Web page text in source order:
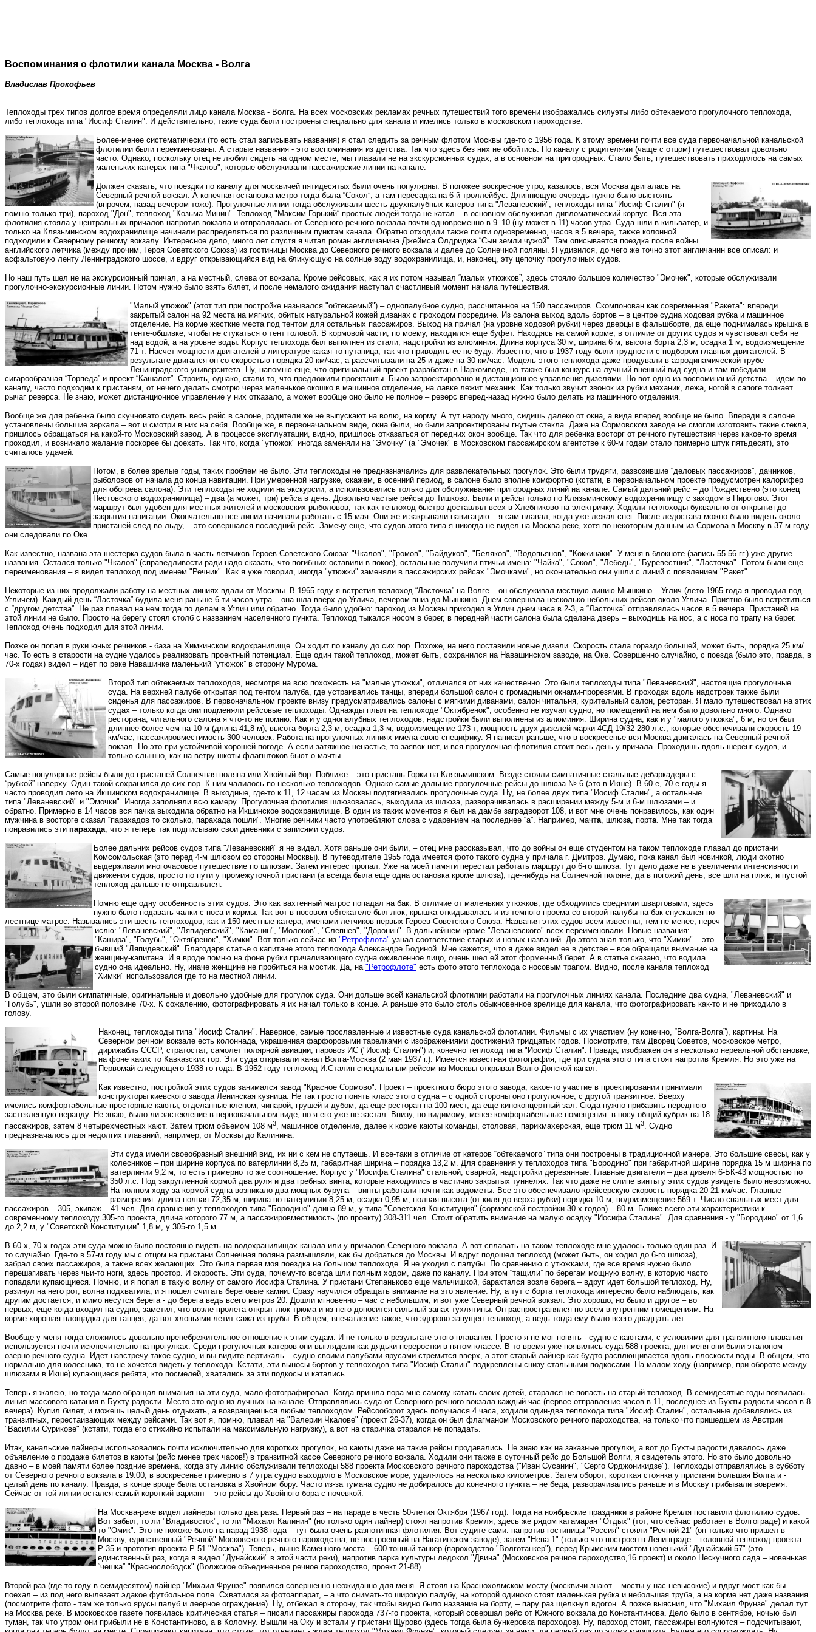
Воспоминания о флотилии канала Москва - Волга
Владислав Прокофьев
Теплоходы трех типов долгое время определяли лицо канала Москва - Волга. На всех московских рекламах речных путешествий того времени изображались силуэты либо обтекаемого прогулочного теплохода,
либо теплохода типа "Иосиф Сталин". И действительно, такие суда были построены специально для канала и имелись только в московском пароходстве.
Более-менее систематически (то есть стал записывать названия) я стал следить за речным флотом Москвы где-то с 1956 года. К этому времени почти все суда первоначальной канальской
флотилии были переименованы. А старые названия - это воспоминания из детства. Так что здесь без них не обойтись. По каналу с родителями (чаще с отцом) путешествовал довольно
часто. Однако, поскольку отец не любил сидеть на одном месте, мы плавали не на экскурсионных судах, а в основном на пригородных. Стало быть, путешествовать приходилось на самых
маленьких катерах типа "Чкалов", которые обслуживали пассажирские линии на канале.
Должен сказать, что поездки по каналу для москвичей пятидесятых были очень популярны. В погожее воскресное утро, казалось, вся Москва двигалась на
Северный речной вокзал. А конечная остановка метро тогда была “Сокол”, а там пересадка на 6-й троллейбус. Длиннющую очередь нужно было выстоять
(впрочем, назад вечером тоже). Прогулочные линии тогда обслуживали шесть двухпалубных катеров типа "Леваневский", теплоходы типа "Иосиф Сталин" (я
помню только три), пароход "Дон", теплоход "Козьма Минин". Теплоход "Максим Горький“ простых людей тогда не катал – в основном обслуживал дипломатический корпус. Вся эта
флотилия стояла у центральных причалов напротив вокзала и отправлялась от Северного речного вокзала почти одновременно в 9–10 (ну может в 11) часов утра. Суда шли в кильватер, и
только на Клязьминском водохранилище начинали распределяться по различным пунктам канала. Обратно отходили также почти одновременно, часов в 5 вечера, также колонной
подходили к Северному речному вокзалу. Интересное дело, много лет спустя я читал роман англичанина Джеймса Олдриджа “Сын земли чужой”. Там описывается поездка после войны
английского летчика (между прочим, Героя Советского Союза) из гостиницы Москва до Северного речного вокзала и далее до Солнечной поляны. Я удивился, до чего же точно этот англичанин все описал: и
асфальтовую ленту Ленинградского шоссе, и вдруг открывающийся вид на бликующую на солнце воду водохранилища, и, наконец, эту цепочку прогулочных судов.
Но наш путь шел не на экскурсионный причал, а на местный, слева от вокзала. Кроме рейсовых, как я их потом называл “малых утюжков”, здесь стояло большое количество "Эмочек", которые обслуживали
прогулочно-экскурсионные линии. Потом нужно было взять билет, и после немалого ожидания наступал счастливый момент начала путешествия.
"Малый утюжок" (этот тип при постройке назывался "обтекаемый") – однопалубное судно, рассчитанное на 150 пассажиров. Скомпонован как современная "Ракета": впереди
закрытый салон на 92 места на мягких, обитых натуральной кожей диванах с проходом посредине. Из салона выход вдоль бортов – в центре судна ходовая рубка и машинное
отделение. На корме жесткие места под тентом для остальных пассажиров. Выход на причал (на уровне ходовой рубки) через дверцы в фальшборте, да еще поднималась крышка в
тенте-обшивке, чтобы не стукаться о тент головой. В кормовой части, по моему, находился еще буфет. Находясь на самой корме, в отличие от других судов я чувствовал себя не
над водой, а на уровне воды. Корпус теплохода был выполнен из стали, надстройки из алюминия. Длина корпуса 30 м, ширина 6 м, высота борта 2,3 м, осадка 1 м, водоизмещение
71 т. Насчет мощности двигателей в литературе какая-то путаница, так что приводить ее не буду. Известно, что в 1937 году были трудности с подбором главных двигателей. В
результате двигался он со скоростью порядка 20 км/час, а рассчитывали на 25 и даже на 30 км/час. Модель этого теплохода даже продували в аэродинамической трубе
Ленинградского университета. Ну, напомню еще, что оригинальный проект разработан в Наркомводе, но также был конкурс на лучший внешний вид судна и там победили
сигарообразная “Торпеда” и проект “Кашалот”. Строить, однако, стали то, что предложили проектанты. Было запроектировано и дистанционное управления дизелями. Но вот одно из воспоминаний детства – идем по
каналу, часто подходим к пристаням, от нечего делать смотрю через маленькое окошко в машинное отделение, на лавке лежит механик. Как только звучит звонок из рубки механик, лежа, ногой в сапоге толкает
рычаг реверса. Не знаю, может дистанционное управление у них отказало, а может вообще оно было не полное – реверс вперед-назад нужно было делать из машинного отделения.
Вообще же для ребенка было скучновато сидеть весь рейс в салоне, родители же не выпускают на волю, на корму. А тут народу много, сидишь далеко от окна, а вида вперед вообще не было. Впереди в салоне
установлены большие зеркала – вот и смотри в них на себя. Вообще же, в первоначальном виде, окна были, но были запроектированы гнутые стекла. Даже на Сормовском заводе не смогли изготовить такие стекла,
пришлось обращаться на какой-то Московский завод. А в процессе эксплуатации, видно, пришлось отказаться от передних окон вообще. Так что для ребенка восторг от речного путешествия через какое-то время
проходил, и возникало желание поскорее бы доехать. Так что, когда "утюжок" иногда заменяли на "Эмочку" (а "Эмочек" в Московском пассажирском агентстве к 60-м годам стало примерно штук пятьдесят), это
считалось удачей.
Потом, в более зрелые годы, таких проблем не было. Эти теплоходы не предназначались для развлекательных прогулок. Это были трудяги, развозившие “деловых пассажиров”, дачников,
рыболовов от начала до конца навигации. При умеренной нагрузке, скажем, в осенний период, в салоне было вполне комфортно (кстати, в первоначальном проекте предусмотрен калорифер
для обогрева салона). Эти теплоходы не ходили на экскурсии, а использовались только для обслуживания пригородных линий на канале. Самый дальний рейс – до Рождествено (это конец
Пестовского водохранилища) – два (а может, три) рейса в день. Довольно частые рейсы до Тишково. Были и рейсы только по Клязьминскому водохранилищу с заходом в Пирогово. Этот
маршрут был удобен для местных жителей и московских рыболовов, так как теплоход быстро доставлял всех в Хлебниково на электричку. Ходили теплоходы буквально от открытия до
закрытия навигации. Окончательно все линии начинали работать с 15 мая. Они же и закрывали навигацию – я сам плавал, когда уже лежал снег. После ледостава можно было видеть около
пристаней след во льду, – это совершался последний рейс. Замечу еще, что судов этого типа я никогда не видел на Москва-реке, хотя по некоторым данным из Сормова в Москву в 37-м году
они следовали по Оке.
Как известно, названа эта шестерка судов была в часть летчиков Героев Советского Союза: "Чкалов", "Громов", "Байдуков", "Беляков", "Водопьянов", "Коккинаки". У меня в блокноте (запись 55-56 гг.) уже другие
названия. Остался только "Чкалов" (справедливости ради надо сказать, что погибших оставили в покое), остальные получили птичьи имена: "Чайка", "Сокол", "Лебедь", "Буревестник", "Ласточка". Потом были еще
переименования – я видел теплоход под именем "Речник". Как я уже говорил, иногда "утюжки" заменяли в пассажирских рейсах "Эмочками", но окончательно они ушли с линий с появлением "Ракет".
Некоторые из них продолжали работу на местных линиях вдали от Москвы. В 1965 году я встретил теплоход “Ласточка” на Волге – он обслуживал местную линию Мышкино – Углич (лето 1965 года я проводил под
Угличем). Каждый день “Ласточка” будила меня раньше 6-ти часов утра – она шла вверх до Углича, вечером вниз до Мышкино. Днем совершала несколько небольших рейсов около Углича. Приятно было встретиться
с “другом детства”. Не раз плавал на нем тогда по делам в Углич или обратно. Тогда было удобно: пароход из Москвы приходил в Углич днем часа в 2-3, а “Ласточка” отправлялась часов в 5 вечера. Пристаней на
этой линии не было. Просто на берегу стоял столб с названием населенного пункта. Теплоход тыкался носом в берег, в передней части салона была сделана дверь – выходишь на нос, а с носа по трапу на берег.
Теплоход очень подходил для этой линии.
Позже он попал в руки юных речников - база на Химкинском водохранилище. Он ходит по каналу до сих пор. Похоже, на него поставили новые дизели. Скорость стала гораздо большей, может быть, порядка 25 км/
час. То есть в старости на судне удалось реализовать проектный потенциал. Еще один такой теплоход, может быть, сохранился на Навашинском заводе, на Оке. Совершенно случайно, с поезда (было это, правда, в
70-х годах) видел – идет по реке Навашинке маленький “утюжок” в сторону Мурома.
Второй тип обтекаемых теплоходов, несмотря на всю похожесть на "малые утюжки", отличался от них качественно. Это были теплоходы типа "Леваневский", настоящие прогулочные
суда. На верхней палубе открытая под тентом палуба, где устраивались танцы, впереди большой салон с громадными окнами-прорезями. В проходах вдоль надстроек также были
сиденья для пассажиров. В первоначальном проекте внизу предусматривались салоны с мягкими диванами, салон читальня, курительный салон, ресторан. Я мало путешествовал на этих
судах – только когда они подменяли рейсовые теплоходы. Однажды плыл на теплоходе "Октябренок", особенно не изучал судно, но помещений на нем было довольно много. Однако
ресторана, читального салона я что-то не помню. Как и у однопалубных теплоходов, надстройки были выполнены из алюминия. Ширина судна, как и у "малого утюжка", 6 м, но он был
длиннее более чем на 10 м (длина 41,8 м), высота борта 2,3 м, осадка 1,3 м, водоизмещение 173 т, мощность двух дизелей марки 4СД 19/32 280 л.с., которые обеспечивали скорость 19
км/час, пассажировместимость 300 человек. Работа на прогулочных линиях имела свою специфику. Я написал раньше, что в воскресенье вся Москва двигалась на Северный речной
вокзал. Но это при устойчивой хорошей погоде. А если затяжное ненастье, то заявок нет, и вся прогулочная флотилия стоит весь день у причала. Проходишь вдоль шеренг судов, и
только слышно, как на ветру шкоты флагштоков бьют о мачты.
Самые популярные рейсы были до пристаней Солнечная поляна или Хвойный бор. Поближе – это пристань Горки на Клязьминском. Везде стояли симпатичные стальные дебаркадеры с
“рубкой” наверху. Один такой сохранился до сих пор. К ним чалилось по несколько теплоходов. Однако самые дальние прогулочные рейсы до шлюза № 6 (это в Икше). В 60-е, 70-е годы я
часто проводил лето на Икшинском водохранилище. В выходные, где-то к 11, 12 часам из Москвы подтягивались прогулочные суда. Ну, не более двух типа "Иосиф Сталин", а остальные
типа "Леваневский" и "Эмочки". Иногда заполняли всю камеру. Прогулочная флотилия шлюзовалась, выходила из шлюза, разворачивалась в расширении между 5-м и 6-м шлюзами – и
обратно. Примерно в 14 часов вся пачка выходила обратно на Икшинское водохранилище. В один из таких моментов я был на дамбе заградворот 108, и вот мне очень понравилось, как один
мужчина в восторге сказал “парахадов то сколько, парахада пошли”. Многие речники часто употребляют слова с ударением на последнее “а”. Например, мачта, шлюза, порта. Мне так тогда
понравились эти парахада, что я теперь так подписываю свои дневники с записями судов.
Более дальних рейсов судов типа "Леваневский" я не видел. Хотя раньше они были, – отец мне рассказывал, что до войны он еще студентом на таком теплоходе плавал до пристани
Комсомольская (это перед 4-м шлюзом со стороны Москвы). В путеводителе 1955 года имеется фото такого судна у причала г. Дмитров. Думаю, пока канал был новинкой, люди охотно
выдерживали многочасовое путешествие по шлюзам. Затем интерес пропал. Уже на моей памяти перестал работать маршрут до 6-го шлюза. Тут дело даже не в увеличении интенсивности
движения судов, просто по пути у промежуточной пристани (а всегда была еще одна остановка кроме шлюза), где-нибудь на Солнечной поляне, да в погожий день, все шли на пляж, и пустой
теплоход дальше не отправлялся.
Помню еще одну особенность этих судов. Это как вахтенный матрос попадал на бак. В отличие от маленьких утюжков, где обходились средними швартовыми, здесь
нужно было подавать чалки с носа и кормы. Так вот в носовом обтекателе был люк, крышка откидывалась и из темного проема со второй палубы на бак спускался по
лестнице матрос. Назывались эти шесть теплоходов, как и 150-местные катера, именами летчиков первых Героев Советского Союза. Названия этих судов всем известны, тем не менее, переч
ислю: "Леваневский", "Ляпидевский", "Каманин", "Молоков", "Слепнев", "Доронин". В дальнейшем кроме "Леваневского" всех переименовали. Новые названия:
"Кашира", "Голубь", "Октябренок", "Химки". Вот только сейчас из "Ретрофлота" узнал соответствие старых и новых названий. До этого знал только, что "Химки" – это
бывший "Ляпидевский". Благодаря статье о капитане этого теплохода Александре Бодиной. Мне кажется, что я даже видел ее в детстве – все обращали внимание на
женщину-капитана. И я вроде помню на фоне рубки причаливающего судна оживленное лицо, очень шел ей этот форменный берет. А в статье сказано, что водила
судно она идеально. Ну, иначе женщине не пробиться на мостик. Да, на "Ретрофлоте" есть фото этого теплохода с носовым трапом. Видно, после канала теплоход
"Химки" использовался где то на местной линии.
В общем, это были симпатичные, оригинальные и довольно удобные для прогулок суда. Они дольше всей канальской флотилии работали на прогулочных линиях канала. Последние два судна, "Леваневский" и
"Голубь", ушли во второй половине 70-х. К сожалению, фотографировать я их начал только в конце. А раньше это было столь обыкновенное зрелище для канала, что фотографировать как-то и не приходило в
голову.
Наконец, теплоходы типа "Иосиф Сталин". Наверное, самые прославленные и известные суда канальской флотилии. Фильмы с их участием (ну конечно, “Волга-Волга”), картины. На
Северном речном вокзале есть колоннада, украшенная фарфоровыми тарелками с изображениями достижений тридцатых годов. Посмотрите, там Дворец Советов, московское метро,
дирижабль СССР, стратостат, самолет полярной авиации, паровоз ИС ("Иосиф Сталин") и, конечно теплоход типа "Иосиф Сталин". Правда, изображен он в несколько нереальной обстановке,
на фоне каких то Кавказских гор. Эти суда открывали канал Волга-Москва (2 мая 1937 г.). Имеется известная фотография, где три судна этого типа стоят напротив Кремля. Но это уже на
Первомай следующего 1938-го года. В 1952 году теплоход И.Сталин специальным рейсом из Москвы открывал Волго-Донской канал.
Как известно, постройкой этих судов занимался завод "Красное Сормово". Проект – проектного бюро этого завода, какое-то участие в проектировании принимали
конструкторы киевского завода Ленинская кузница. Не так просто понять класс этого судна – с одной стороны оно прогулочное, с другой транзитное. Вверху
имелись комфортабельные просторные каюты, отделанные кленом, чинарой, грушей и дубом, да еще ресторан на 100 мест, да еще киноконцертный зал. Сюда нужно прибавить переднюю
застекленную веранду. Не знаю, было ли застекление в первоначальном виде, но я его уже не застал. Внизу, по-видимому, менее комфортабельные помещения: в носу общий кубрик на 18
пассажиров, затем 8 четырехместных кают. Затем трюм объемом 108 м3 , машинное отделение, далее к корме каюты команды, столовая, парикмахерская, еще трюм 11 м3
. Судно
предназначалось для недолгих плаваний, например, от Москвы до Калинина.
Эти суда имели своеобразный внешний вид, их ни с кем не спутаешь. И все-таки в отличие от катеров “обтекаемого” типа они построены в традиционной манере. Это большие свесы, как у
колесников – при ширине корпуса по ватерлинии 8,25 м, габаритная ширина – порядка 13,2 м. Для сравнения у теплоходов типа "Бородино" при габаритной ширине порядка 15 м ширина по
ватерлинии 9,2 м, то есть примерно то же соотношение. Корпус у "Иосифа Сталина" стальной, сварной, надстройки деревянные. Главные двигатели – два дизеля 6-БК-43 мощностью по
350 л.с. Под закругленной кормой два руля и два гребных винта, которые находились в частично закрытых туннелях. Так что даже не слипе винты у этих судов увидеть было невозможно.
На полном ходу за кормой судна возникало два мощных буруна – винты работали почти как водометы. Все это обеспечивало крейсерскую скорость порядка 20-21 км/час. Главные
размерения: длина полная 72,35 м, ширина по ватерлинии 8,25 м, осадка 0,95 м, полная высота (от киля до верха рубки) порядка 10 м, водоизмещение 569 т. Число спальных мест для
пассажиров – 305, экипаж – 41 чел. Для сравнения у теплоходов типа "Бородино" длина 89 м, у типа "Советская Конституция" (сормовской постройки 30-х годов) – 80 м. Ближе всего эти характеристики к
современному теплоходу 305-го проекта, длина которого 77 м, а пассажировместимость (по проекту) 308-311 чел. Стоит обратить внимание на малую осадку "Иосифа Сталина". Для сравнения - у "Бородино" от 1,6
до 2,2 м, у "Советской Конституции" 1,8 м, у 305-го 1,5 м.
В 60-х, 70-х годах эти суда можно было постоянно видеть на водохранилищах канала или у причалов Северного вокзала. А вот сплавать на таком теплоходе мне удалось только один раз. И
то случайно. Где-то в 57-м году мы с отцом на пристани Солнечная поляна размышляли, как бы добраться до Москвы. И вдруг подошел теплоход (может быть, он ходил до 6-го шлюза),
забрал своих пассажиров, а также всех желающих. Это была первая моя поездка на большом теплоходе. Я не уходил с палубы. По сравнению с утюжками, где все время нужно было
перешагивать через чьи-то ноги, здесь простор. И скорость. Эти суда, почему-то всегда шли полным ходом, даже по каналу. При этом “тащили” по берегам мощную волну, в которую часто
попадали купающиеся. Помню, и я попал в такую волну от самого Иосифа Сталина. У пристани Степаньково еще мальчишкой, барахтался возле берега – вдруг идет большой теплоход. Ну,
разинул на него рот, волна подхватила, и я пошел считать береговые камни. Сразу научился обращать внимание на это явление. Ну, а тут с борта теплохода интересно было наблюдать, как
другим достается, и мимо несутся берега - до берега ведь всего метров 20. Дошли мгновенно – час с небольшим, и вот уже Северный речной вокзал. Это хорошо, но было и другое – во
первых, еще когда входил на судно, заметил, что возле пролета открыт люк трюма и из него доносится сильный запах тухлятины. Он распространялся по всем внутренним помещениям. На
корме хорошая площадка для танцев, да вот хлопьями летит сажа из трубы. В общем, впечатление такое, что здорово запущен теплоход, а ведь тогда ему было всего двадцать лет.
Вообще у меня тогда сложилось довольно пренебрежительное отношение к этим судам. И не только в результате этого плавания. Просто я не мог понять - судно с каютами, с условиями для транзитного плавания
используется почти исключительно на прогулках. Среди прогулочных катеров они выглядели как дядьки-переростки в пятом классе. В то время уже появились суда 588 проекта, для меня они были эталоном
озерно-речного судна. Идет навстречу такое судно, и вы видите вертикаль – судно своими палубами-ярусами стремится вверх, а этот старый лайнер как будто расплющивается вдоль плоскости воды. В общем, что
нормально для колесника, то не хочется видеть у теплохода. Кстати, эти выносы бортов у теплоходов типа "Иосиф Сталин" подкреплены снизу стальными подкосами. На малом ходу (например, при обороте между
шлюзами в Икше) купающиеся ребята, кто посмелей, хватались за эти подкосы и катались.
Теперь я жалею, но тогда мало обращал внимания на эти суда, мало фотографировал. Когда пришла пора мне самому катать своих детей, старался не попасть на старый теплоход. В семидесятые годы появилась
линия массового катания в Бухту радости. Место это одно из лучших на канале. Отправлялись суда от Северного речного вокзала каждый час (первое отправление часов в 11, последнее из Бухты радости часов в 8
вечера). Купил билет, и можешь целый день отдыхать, а возвращаешься любым теплоходом. Рейсооборот здесь получался 4 часа, ходили один-два теплохода типа "Иосиф Сталин", остальные добавлялись из
транзитных, перестаивающих между рейсами. Так вот я, помню, плавал на "Валерии Чкалове" (проект 26-37), когда он был флагманом Московского речного пароходства, на только что пришедшем из Австрии
"Василии Сурикове" (кстати, тогда его стихийно испытали на максимальную нагрузку), а вот на старичка старался не попадать.
Итак, канальские лайнеры использовались почти исключительно для коротких прогулок, но каюты даже на такие рейсы продавались. Не знаю как на заказные прогулки, а вот до Бухты радости давалось даже
объявление о продаже билетов в каюты (рейс менее трех часов!) в транзитной кассе Северного речного вокзала. Ходили они также в суточный рейс до Большой Волги, я свидетель этого. Но это было довольно
давно – в моей памяти более поздние времена, когда эту линию обслуживали теплоходы 588 проекта Московского речного пароходства ("Иван Сусанин", "Серго Орджоникидзе"). Теплоходы отправлялись в субботу
от Северного речного вокзала в 19.00, в воскресенье примерно в 7 утра судно выходило в Московское море, удалялось на несколько километров. Затем оборот, короткая стоянка у пристани Большая Волга и -
целый день по каналу. Правда, в конце вроде была остановка в Хвойном бору. Часто из-за тумана судно не добиралось до конечного пункта – не беда, разворачивались раньше и в Москву прибывали вовремя.
Сейчас от той линии остался самый короткий вариант – это рейсы до Хвойного бора с ночевкой.
На Москва-реке видел лайнеры только два раза. Первый раз – на параде в честь 50-летия Октября (1967 год). Тогда на ноябрьские праздники в районе Кремля поставили флотилию судов.
Вот забыл, то ли "Владивосток", то ли "Михаил Калинин" (но только один лайнер) стоял напротив Кремля, здесь же рядом катамаран "Отдых" (тот, что сейчас работает в Волгограде) и какой
то "Омик". Это не похоже было на парад 1938 года – тут была очень разнотипная флотилия. Вот судите сами: напротив гостиницы "Россия" стояли "Речной-21" (он только что пришел в
Москву, единственный "Речной" Московского речного пароходства, не построенный на Нагатинском заводе), затем "Нева-1" (только что построен в Ленинграде – головной теплоход проекта
Р-35 и прототип проекта Р-51 "Москва"). Теперь, выше Каменного моста – 600-тонный танкер (пароходство "Волготанкер"), перед Крымским мостом новенький "Дунайский-57" (это
единственный раз, когда я видел "Дунайский" в этой части реки), напротив парка культуры ледокол "Двина" (Московское речное пароходство,16 проект) и около Нескучного сада – новенькая
“чешка” "Краснослободск" (Волжское объединенное речное пароходство, проект 21-88).
Второй раз (где-то году в семидесятом) лайнер "Михаил Фрунзе" появился совершенно неожиданно для меня. Я стоял на Краснохолмском мосту (москвичи знают – мосты у нас невысокие) и вдруг мост как бы
поехал – из под него вылезает эдакое футбольное поле. Схватился за фотоаппарат, – а что снимать-то широкую палубу, на которой одиноко стоят маленькая рубка и небольшая труба, а на корме нет даже названия
(посмотрите фото - там же только ярусы палуб и леерное ограждение). Ну, отбежал в сторону, так чтобы видно было название на борту, – пару раз щелкнул вдогон. А позже выяснил, что "Михаил Фрунзе" делал тут
на Москва реке. В московское газете появилась критическая статья – писали пассажиры парохода 737-го проекта, который совершал рейс от Южного вокзала до Константинова. Дело было в сентябре, ночью был
туман, так что утром они прибыли не в Константиново, а в Коломну. Вышли на Оку и встали у пристани Щурово (здесь тогда была бункеровка пароходов). Ну, пароход стоит, пассажиры волнуются – подсчитывают,